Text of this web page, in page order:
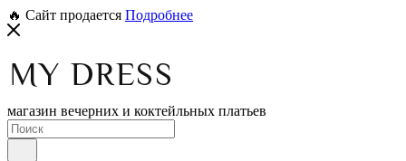
🔥 Сайт продается Подробнее
магазин вечерних и коктейльных платьев